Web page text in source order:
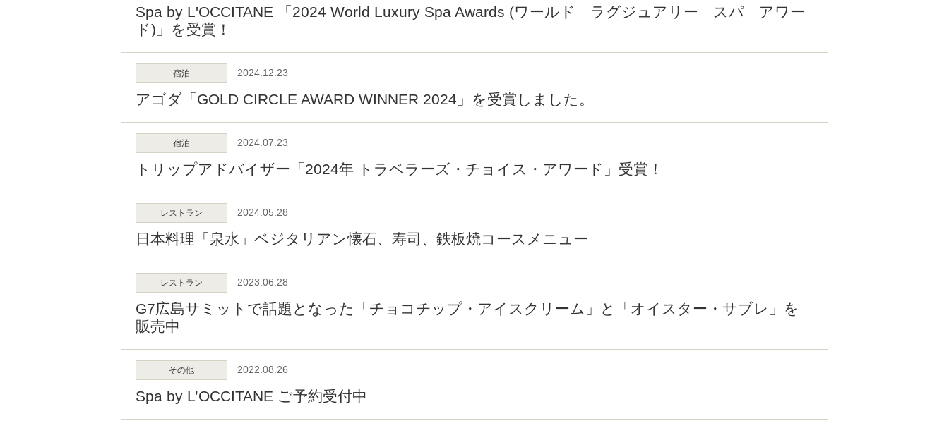
Spa by L'OCCITANE 「2024 World Luxury Spa Awards (ワールド ラグジュアリー スパ アワー
ド)」を受賞！
宿泊 2024.12.23
アゴダ「GOLD CIRCLE AWARD WINNER 2024」を受賞しました。
宿泊 2024.07.23
トリップアドバイザー「2024年 トラベラーズ・チョイス・アワード」受賞！
レストラン 2024.05.28
日本料理「泉水」ベジタリアン懐石、寿司、鉄板焼コースメニュー
レストラン 2023.06.28
G7広島サミットで話題となった「チョコチップ・アイスクリーム」と「オイスター・サブレ」を
販売中
その他 2022.08.26
Spa by L’OCCITANE ご予約受付中